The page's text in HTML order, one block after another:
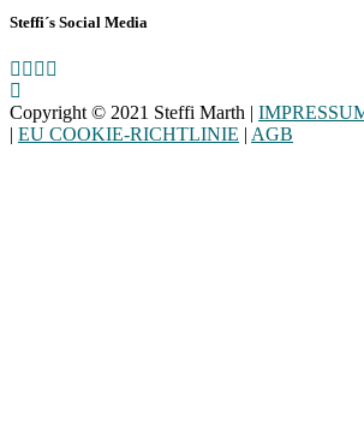
Steffi´s Social Media
Copyright © 2021 Steffi Marth |
| EU COOKIE-RICHTLINIE | AGB